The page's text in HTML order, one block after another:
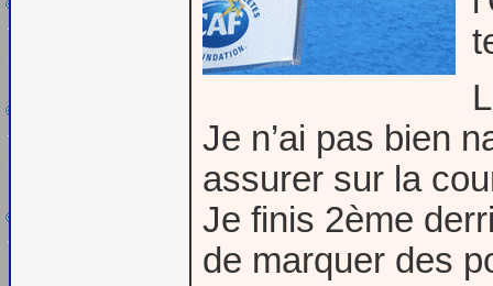
Je n’ai pas bien
assurer sur la
Je finis 2ème
de marquer des